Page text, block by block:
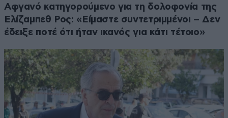
Αφγανό κατηγορούμενο για τη δολοφονία της
Ελίζαμπεθ Ρος: «Είμαστε συντετριμμένοι – Δεν
έδειξε ποτέ ότι ήταν ικανός για κάτι τέτοιο»